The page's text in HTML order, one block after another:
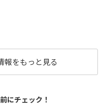
報をもっと見る
にチェック！